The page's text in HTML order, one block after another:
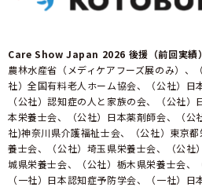
Care Show Japan 2026 後援（前回実績）
農林水産省（メディケアフーズ展のみ）、
社）全国有料老人ホーム協会、（公社）日
（公社）認知症の人と家族の会、（公社
本栄養士会、（公社）日本薬剤師会、（公
社)神奈川県介護福祉士会、（公社）東京
養士会、（公社）埼玉県栄養士会、（公社
城県栄養士会、（公社）栃木県栄養士会、
（一社）日本認知症予防学会、（一社）日